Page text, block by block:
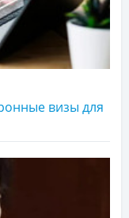
визы для